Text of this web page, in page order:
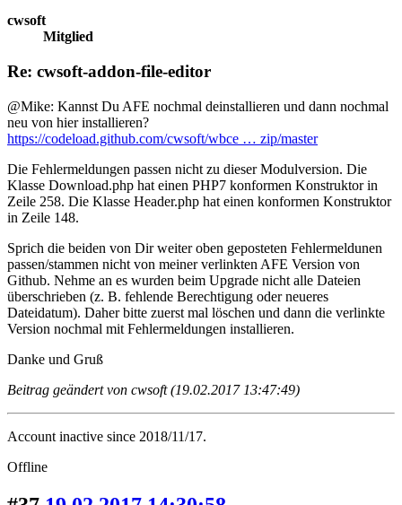
cwsoft
Mitglied
Re: cwsoft-addon-file-editor
@Mike: Kannst Du AFE nochmal deinstallieren und dann nochmal
neu von hier installieren?
https://codeload.github.com/cwsoft/wbce … zip/master
Die Fehlermeldungen passen nicht zu dieser Modulversion. Die
Klasse Download.php hat einen PHP7 konformen Konstruktor in
Zeile 258. Die Klasse Header.php hat einen konformen Konstruktor
in Zeile 148.
Sprich die beiden von Dir weiter oben geposteten Fehlermeldunen
passen/stammen nicht von meiner verlinkten AFE Version von
Github. Nehme an es wurden beim Upgrade nicht alle Dateien
überschrieben (z. B. fehlende Berechtigung oder neueres
Dateidatum). Daher bitte zuerst mal löschen und dann die verlinkte
Version nochmal mit Fehlermeldungen installieren.
Danke und Gruß
Beitrag geändert von cwsoft (19.02.2017 13:47:49)
Account inactive since 2018/11/17.
Offline